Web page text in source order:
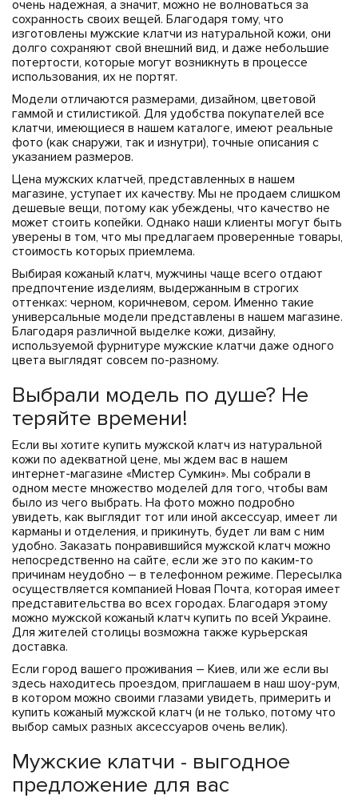
очень надежная, а значит, можно не волноваться за
сохранность своих вещей. Благодаря тому, что
изготовлены мужские клатчи из натуральной кожи, они
долго сохраняют свой внешний вид, и даже небольшие
потертости, которые могут возникнуть в процессе
использования, их не портят.
Модели отличаются размерами, дизайном, цветовой
гаммой и стилистикой. Для удобства покупателей все
клатчи, имеющиеся в нашем каталоге, имеют реальные
фото (как снаружи, так и изнутри), точные описания с
указанием размеров.
Цена мужских клатчей, представленных в нашем
магазине, уступает их качеству. Мы не продаем слишком
дешевые вещи, потому как убеждены, что качество не
может стоить копейки. Однако наши клиенты могут быть
уверены в том, что мы предлагаем проверенные товары,
стоимость которых приемлема.
Выбирая кожаный клатч, мужчины чаще всего отдают
предпочтение изделиям, выдержанным в строгих
оттенках: черном, коричневом, сером. Именно такие
универсальные модели представлены в нашем магазине.
Благодаря различной выделке кожи, дизайну,
используемой фурнитуре мужские клатчи даже одного
цвета выглядят совсем по-разному.
Выбрали модель по душе? Не
теряйте времени!
Если вы хотите купить мужской клатч из натуральной
кожи по адекватной цене, мы ждем вас в нашем
интернет-магазине «Мистер Сумкин». Мы собрали в
одном месте множество моделей для того, чтобы вам
было из чего выбрать. На фото можно подробно
увидеть, как выглядит тот или иной аксессуар, имеет ли
карманы и отделения, и прикинуть, будет ли вам с ним
удобно. Заказать понравившийся мужской клатч можно
непосредственно на сайте, если же это по каким-то
причинам неудобно – в телефонном режиме. Пересылка
осуществляется компанией Новая Почта, которая имеет
представительства во всех городах. Благодаря этому
можно мужской кожаный клатч купить по всей Украине.
Для жителей столицы возможна также курьерская
доставка.
Если город вашего проживания – Киев, или же если вы
здесь находитесь проездом, приглашаем в наш шоу-рум,
в котором можно своими глазами увидеть, примерить и
купить кожаный мужской клатч (и не только, потому что
выбор самых разных аксессуаров очень велик).
Мужские клатчи - выгодное
предложение для вас